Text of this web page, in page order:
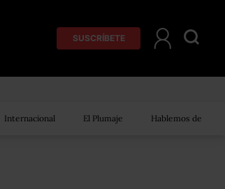
SUSCRÍBETE
Internacional El Plumaje Hablemos de